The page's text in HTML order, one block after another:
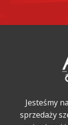
Jesteśmy
sprzedaży